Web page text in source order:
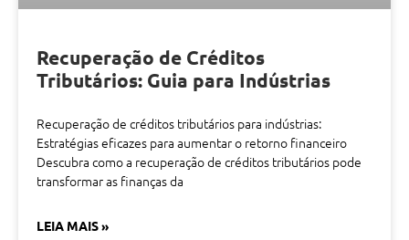
Recuperação de Créditos
Tributários: Guia para Indústrias
Recuperação de créditos tributários para indústrias:
Estratégias eficazes para aumentar o retorno financeiro
Descubra como a recuperação de créditos tributários pode
transformar as finanças da
LEIA MAIS »